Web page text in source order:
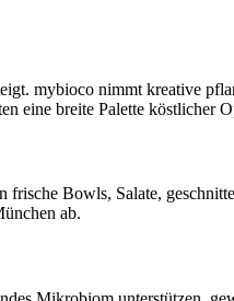
mybioco nimmt kreative
eine breite Palette köstlicher
Bowls, Salate,
ab.